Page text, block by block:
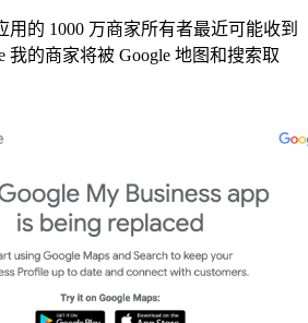
用的 1000 万商家所有者最近可能收到
我的商家将被 Google 地图和搜索取